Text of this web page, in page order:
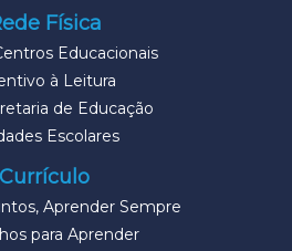
Física
Educacionais
à Leitura
de Educação
Escolares
Currículo
Aprender Sempre
para Aprender